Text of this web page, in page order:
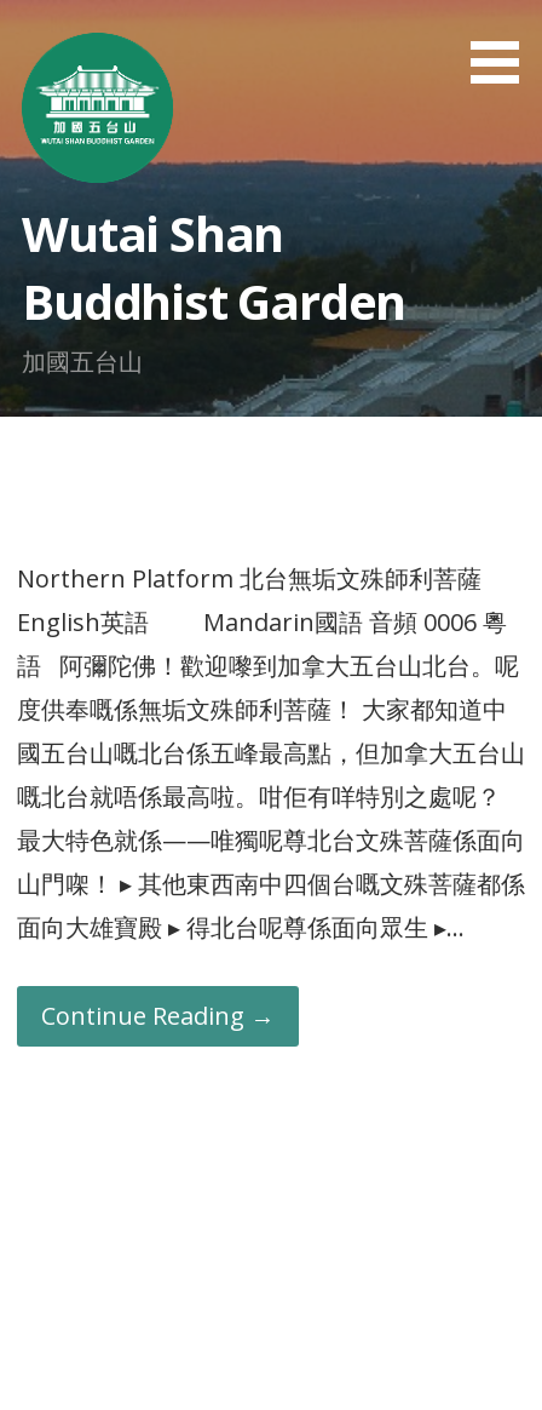
content
Wutai Shan
Buddhist Garden
加國五台山
Northern Platform 北台無垢文殊師利菩薩
English英語 Mandarin國語 音頻 0006 粵
語 阿彌陀佛！歡迎嚟到加拿大五台山北台。呢
度供奉嘅係無垢文殊師利菩薩！ 大家都知道中
國五台山嘅北台係五峰最高點，但加拿大五台山
嘅北台就唔係最高啦。咁佢有咩特別之處呢？
最大特色就係——唯獨呢尊北台文殊菩薩係面向
山門㗎！ ▸ 其他東西南中四個台嘅文殊菩薩都係
面向大雄寶殿 ▸ 得北台呢尊係面向眾生 ▸…
Continue Reading →